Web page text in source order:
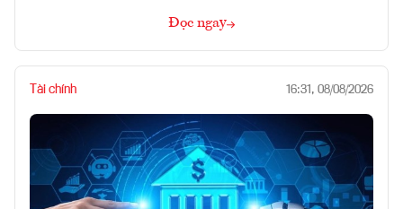
Đọc ngay
Tài chính 16:31, 08/08/2026